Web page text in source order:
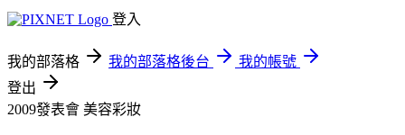
登入
我的部落格 我的部落格後台
我的帳號
登出
2009發表會 美容彩妝